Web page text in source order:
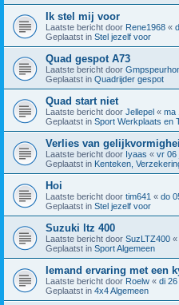
Ik stel mij voor
Laatste bericht door Rene1968 «
Geplaatst in Stel jezelf voor
Quad gespot A73
Laatste bericht door
Geplaatst in Quadrijder gespot
Quad start niet
Laatste bericht door Jellepel « ma
Geplaatst in Sport Werkplaats en
Verlies van
Laatste bericht door Iyaas « vr 06
Geplaatst in Kenteken,
Hoi
Laatste bericht door tim641 « do
Geplaatst in Stel jezelf voor
Suzuki ltz 400
Laatste bericht door SuzLTZ400 «
Geplaatst in Sport Algemeen
Iemand ervaring met een
Laatste bericht door Roelw « di
Geplaatst in 4x4 Algemeen